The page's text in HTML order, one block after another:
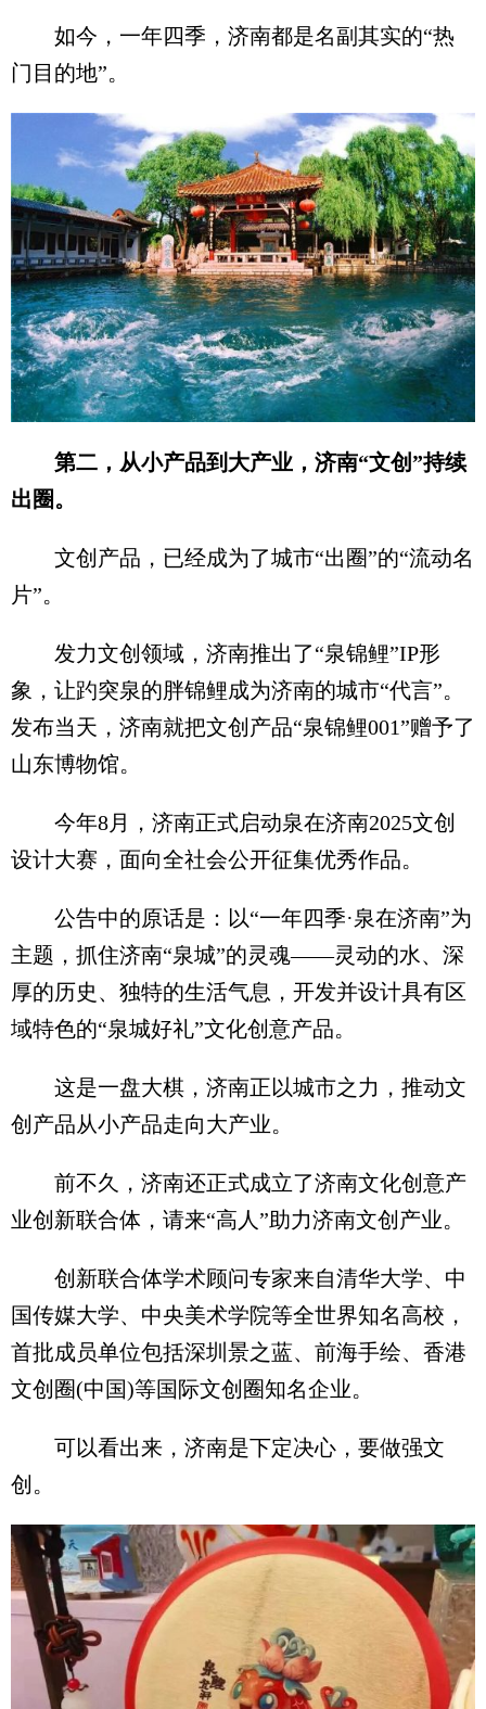
如今，一年四季，济南都是名副其实的“热
门目的地”。
第二，从小产品到大产业，济南“文创”持续
出圈。
文创产品，已经成为了城市“出圈”的“流动名
片”。
发力文创领域，济南推出了“泉锦鲤”IP形
象，让趵突泉的胖锦鲤成为济南的城市“代言”。
发布当天，济南就把文创产品“泉锦鲤001”赠予了
山东博物馆。
今年8月，济南正式启动泉在济南2025文创
设计大赛，面向全社会公开征集优秀作品。
公告中的原话是：以“一年四季·泉在济南”为
主题，抓住济南“泉城”的灵魂——灵动的水、深
厚的历史、独特的生活气息，开发并设计具有区
域特色的“泉城好礼”文化创意产品。
这是一盘大棋，济南正以城市之力，推动文
创产品从小产品走向大产业。
前不久，济南还正式成立了济南文化创意产
业创新联合体，请来“高人”助力济南文创产业。
创新联合体学术顾问专家来自清华大学、中
国传媒大学、中央美术学院等全世界知名高校，
首批成员单位包括深圳景之蓝、前海手绘、香港
文创圈(中国)等国际文创圈知名企业。
可以看出来，济南是下定决心，要做强文
创。